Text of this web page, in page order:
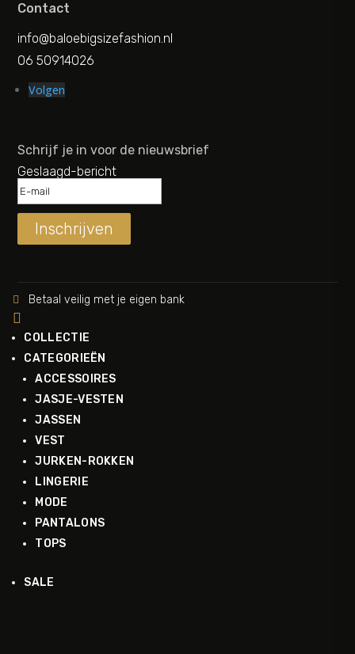
Contact
info@baloebigsizefashion.nl
06 50914026
Volgen
Schrijf je in voor de nieuwsbrief
Geslaagd-bericht
Inschrijven
 Betaal veilig met je eigen bank

COLLECTIE
CATEGORIEËN
ACCESSOIRES
JASJE-VESTEN
JASSEN
VEST
JURKEN-ROKKEN
LINGERIE
MODE
PANTALONS
TOPS
SALE